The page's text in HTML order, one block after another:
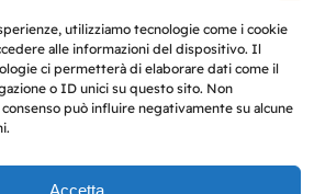
utilizziamo tecnologie come i cookie
alle informazioni del dispositivo. Il
ci permetterà di elaborare dati come il
o ID unici su questo sito. Non
può influire negativamente su alcune
Accetta
registrata presso il tribunale di